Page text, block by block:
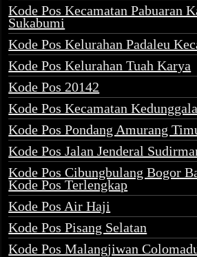
Kode Pos Kecamatan Pabuaran
Sukabumi
Kode Pos Kelurahan Padaleu
Kode Pos Kelurahan Tuah Karya
Kode Pos 20142
Kode Pos Kecamatan
Kode Pos Pondang Amurang
Kode Pos Jalan Jenderal
Kode Pos Cibungbulang Bogor
Kode Pos Terlengkap
Kode Pos Air Haji
Kode Pos Pisang Selatan
Kode Pos Malangjiwan